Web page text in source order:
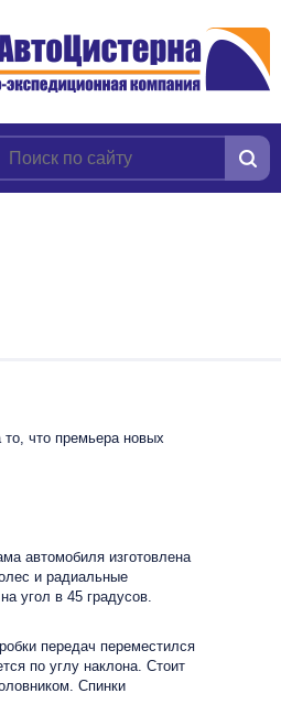
что премьера новых
автомобиля изготовлена
и радиальные
угол в 45 градусов.
передач переместился
по углу наклона. Стоит
Спинки